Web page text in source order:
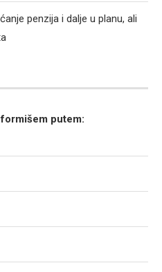
penzija i dalje u planu, ali
putem: